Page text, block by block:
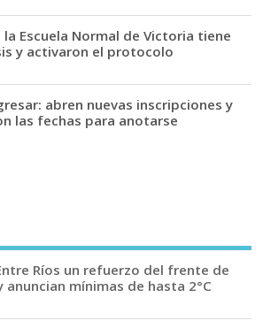
la Escuela Normal de Victoria tiene
y activaron el protocolo
abren nuevas inscripciones y
las fechas para anotarse
Ríos un refuerzo del frente de
mínimas de hasta 2°C